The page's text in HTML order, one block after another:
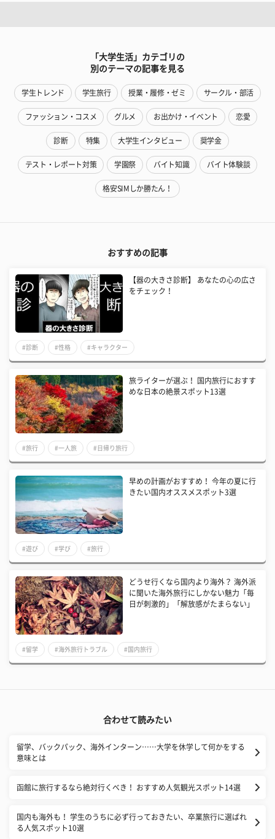
「大学生活」カテゴリの
別のテーマの記事を見る
学生トレンド 学生旅行 授業・履修・ゼミ サークル・部活
ファッション・コスメ グルメ お出かけ・イベント 恋愛
診断 特集 大学生インタビュー 奨学金
テスト・レポート対策 学園祭 バイト知識 バイト体験談
格安SIMしか勝たん！
おすすめの記事
【器の大きさ診断】 あなたの心の広さ
をチェック！
#診断 #性格 #キャラクター
旅ライターが選ぶ！ 国内旅行におすす
めな日本の絶景スポット13選
#旅行 #一人旅 #日帰り旅行
早めの計画がおすすめ！ 今年の夏に行
きたい国内オススメスポット3選
#遊び #学び #旅行
​どうせ行くなら国内より海外？ 海外派
に聞いた海外旅行にしかない魅力「毎
日が刺激的」「解放感がたまらない」
#留学 #海外旅行トラブル #国内旅行
合わせて読みたい
留学、バックパック、海外インターン……大学を休学して何かをする
意味とは
函館に旅行するなら絶対行くべき！ おすすめ人気観光スポット14選
国内も海外も！ 学生のうちに必ず行っておきたい、卒業旅行に選ばれ
る人気スポット10選